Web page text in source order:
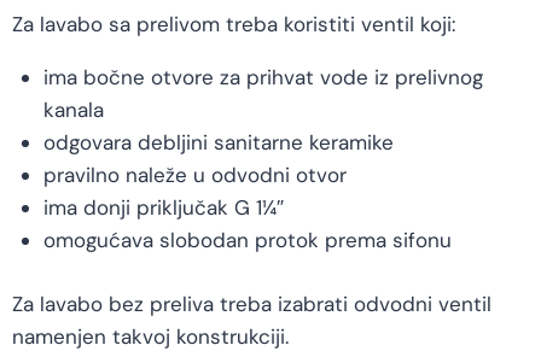
Za lavabo sa prelivom treba koristiti ventil koji:
ima bočne otvore za prihvat vode iz prelivnog
kanala
odgovara debljini sanitarne keramike
pravilno naleže u odvodni otvor
ima donji priključak G 1¼″
omogućava slobodan protok prema sifonu
Za lavabo bez preliva treba izabrati odvodni ventil
namenjen takvoj konstrukciji.